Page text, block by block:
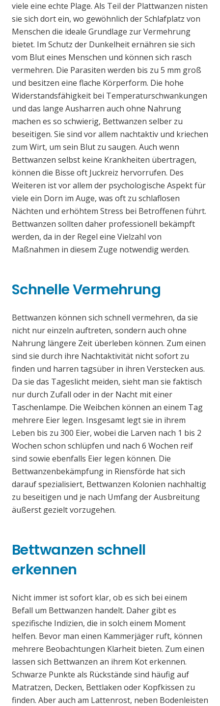
viele eine echte Plage. Als Teil der Plattwanzen nisten
sie sich dort ein, wo gewöhnlich der Schlafplatz von
Menschen die ideale Grundlage zur Vermehrung
bietet. Im Schutz der Dunkelheit ernähren sie sich
vom Blut eines Menschen und können sich rasch
vermehren. Die Parasiten werden bis zu 5 mm groß
und besitzen eine flache Körperform. Die hohe
Widerstandsfähigkeit bei Temperaturschwankungen
und das lange Ausharren auch ohne Nahrung
machen es so schwierig, Bettwanzen selber zu
beseitigen. Sie sind vor allem nachtaktiv und kriechen
zum Wirt, um sein Blut zu saugen. Auch wenn
Bettwanzen selbst keine Krankheiten übertragen,
können die Bisse oft Juckreiz hervorrufen. Des
Weiteren ist vor allem der psychologische Aspekt für
viele ein Dorn im Auge, was oft zu schlaflosen
Nächten und erhöhtem Stress bei Betroffenen führt.
Bettwanzen sollten daher professionell bekämpft
werden, da in der Regel eine Vielzahl von
Maßnahmen in diesem Zuge notwendig werden.
Schnelle Vermehrung
Bettwanzen können sich schnell vermehren, da sie
nicht nur einzeln auftreten, sondern auch ohne
Nahrung längere Zeit überleben können. Zum einen
sind sie durch ihre Nachtaktivität nicht sofort zu
finden und harren tagsüber in ihren Verstecken aus.
Da sie das Tageslicht meiden, sieht man sie faktisch
nur durch Zufall oder in der Nacht mit einer
Taschenlampe. Die Weibchen können an einem Tag
mehrere Eier legen. Insgesamt legt sie in ihrem
Leben bis zu 300 Eier, wobei die Larven nach 1 bis 2
Wochen schon schlüpfen und nach 6 Wochen reif
sind sowie ebenfalls Eier legen können. Die
Bettwanzenbekämpfung in Riensförde hat sich
darauf spezialisiert, Bettwanzen Kolonien nachhaltig
zu beseitigen und je nach Umfang der Ausbreitung
äußerst gezielt vorzugehen.
Bettwanzen schnell
erkennen
Nicht immer ist sofort klar, ob es sich bei einem
Befall um Bettwanzen handelt. Daher gibt es
spezifische Indizien, die in solch einem Moment
helfen. Bevor man einen Kammerjäger ruft, können
mehrere Beobachtungen Klarheit bieten. Zum einen
lassen sich Bettwanzen an ihrem Kot erkennen.
Schwarze Punkte als Rückstände sind häufig auf
Matratzen, Decken, Bettlaken oder Kopfkissen zu
finden. Aber auch am Lattenrost, neben Bodenleisten